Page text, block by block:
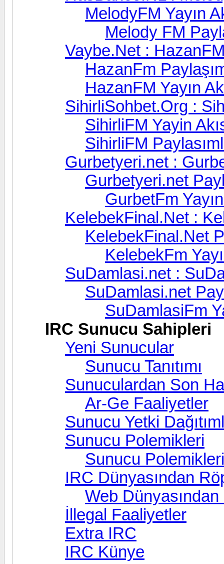
MelodyFM Yayın
Melody FM
Vaybe.Net :
HazanFm
HazanFM Yayın
SihirliSohbet.Org :
SihirliFM Yayin
SihirliFM
Gurbetyeri.net :
Gurbetyeri.net
GurbetFm Yayın
KelebekFinal.Net :
KelebekFinal.Net
KelebekFm
SuDamlasi.net :
SuDamlasi.net
SuDamlasiFm
IRC Sunucu Sahipleri
Yeni Sunucular
Sunucu Tanıtımı
Sunuculardan Son
Ar-Ge Faaliyetler
Sunucu Yetki
Sunucu Polemikleri
Sunucu
IRC Dünyasından
Web
İllegal Faaliyetler
Extra IRC
IRC Künye